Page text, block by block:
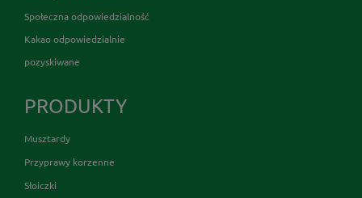
Społeczna odpowiedzialność
Kakao odpowiedzialnie
pozyskiwane
PRODUKTY
Musztardy
Przyprawy korzenne
Słoiczki